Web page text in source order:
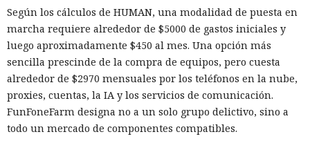
Según los cálculos de HUMAN, una modalidad de puesta en
marcha requiere alrededor de $5000 de gastos iniciales y
luego aproximadamente $450 al mes. Una opción más
sencilla prescinde de la compra de equipos, pero cuesta
alrededor de $2970 mensuales por los teléfonos en la nube,
proxies, cuentas, la IA y los servicios de comunicación.
FunFoneFarm designa no a un solo grupo delictivo, sino a
todo un mercado de componentes compatibles.